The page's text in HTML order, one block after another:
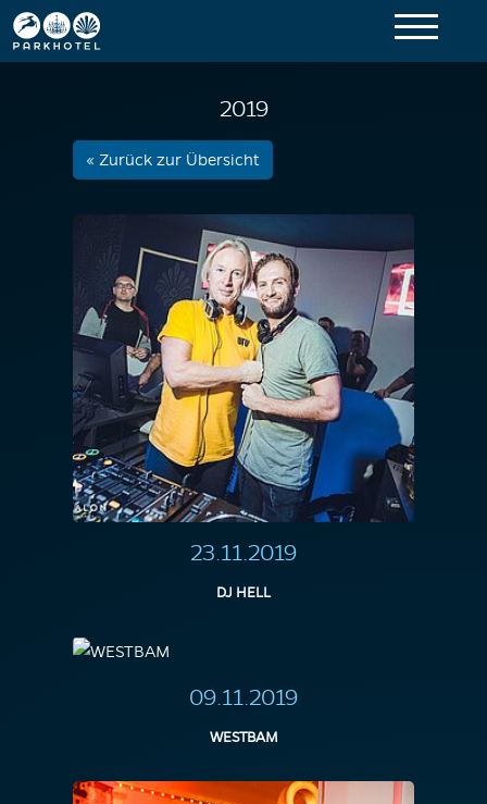
2019
« Zurück zur Übersicht
23.11.2019
DJ HELL
09.11.2019
WESTBAM